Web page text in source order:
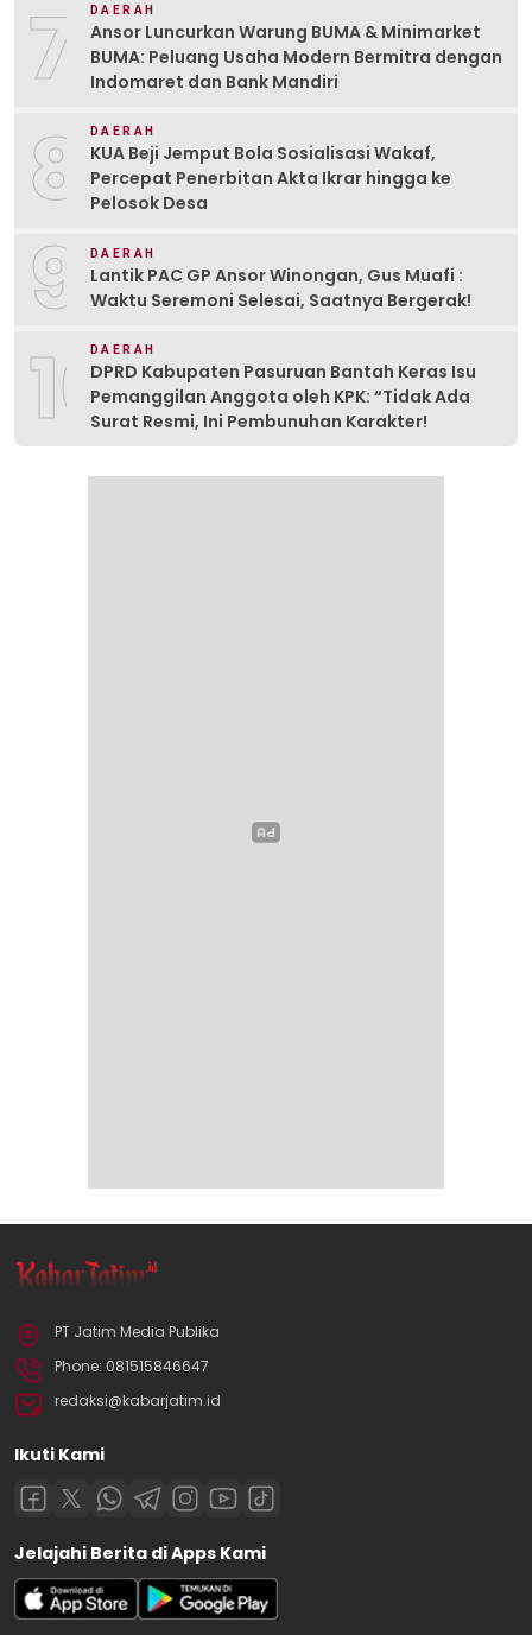
7 DAERAH
Ansor Luncurkan Warung BUMA & Minimarket
BUMA: Peluang Usaha Modern Bermitra dengan
Indomaret dan Bank Mandiri
8 DAERAH
KUA Beji Jemput Bola Sosialisasi Wakaf,
Percepat Penerbitan Akta Ikrar hingga ke
Pelosok Desa
9 DAERAH
Lantik PAC GP Ansor Winongan, Gus Muafi :
Waktu Seremoni Selesai, Saatnya Bergerak!
10DAERAH
DPRD Kabupaten Pasuruan Bantah Keras Isu
Pemanggilan Anggota oleh KPK: “Tidak Ada
Surat Resmi, Ini Pembunuhan Karakter!
PT Jatim Media Publika
Phone: 081515846647
redaksi@kabarjatim.id
Ikuti Kami
Jelajahi Berita di Apps Kami